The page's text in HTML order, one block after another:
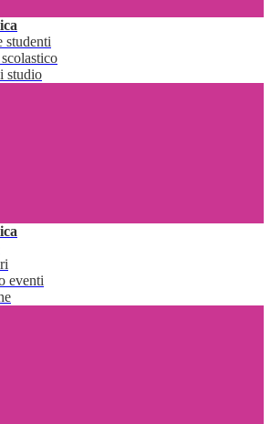
studenti
studio
eventi